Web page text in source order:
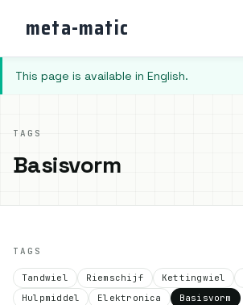
meta-matic
This page is available in English.
TAGS
Basisvorm
TAGS
Tandwiel Riemschijf Kettingwiel
Hulpmiddel
Elektronica
Basisvorm